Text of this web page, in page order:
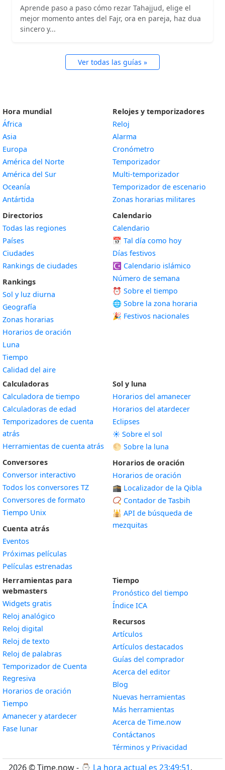
Aprende paso a paso cómo rezar Tahajjud, elige el
mejor momento antes del Fajr, ora en pareja, haz dua
sincero y...
Ver todas las guías »
Hora mundial
África
Asia
Europa
América del Norte
América del Sur
Oceanía
Antártida
Directorios
Todas las regiones
Países
Ciudades
Rankings de ciudades
Rankings
Sol y luz diurna
Geografía
Zonas horarias
Horarios de oración
Luna
Tiempo
Calidad del aire
Relojes y temporizadores
Reloj
Alarma
Cronómetro
Temporizador
Multi-temporizador
Temporizador de escenario
Zonas horarias militares
Calendario
Calendario
📅 Tal día como hoy
Días festivos
☪️ Calendario islámico
Número de semana
⏰ Sobre el tiempo
🌐 Sobre la zona horaria
🎉 Festivos nacionales
Calculadoras
Calculadora de tiempo
Calculadoras de edad
Temporizadores de cuenta
atrás
Herramientas de cuenta atrás
Conversores
Conversor interactivo
Todos los conversores TZ
Conversores de formato
Tiempo Unix
Cuenta atrás
Eventos
Próximas películas
Películas estrenadas
Sol y luna
Horarios del amanecer
Horarios del atardecer
Eclipses
☀️ Sobre el sol
🌕 Sobre la luna
Horarios de oración
Horarios de oración
🕋 Localizador de la Qibla
📿 Contador de Tasbih
🕌 API de búsqueda de
mezquitas
Herramientas para
webmasters
Widgets gratis
Reloj analógico
Reloj digital
Reloj de texto
Reloj de palabras
Temporizador de Cuenta
Regresiva
Horarios de oración
Tiempo
Amanecer y atardecerWidget
Fase lunarWidget
Tiempo
Pronóstico del tiempo
Índice ICA
Recursos
Artículos
Artículos destacados
Guías del comprador
Acerca del editor
Blog
Nuevas herramientas
Más herramientas
Acerca de Time.now
Contáctanos
Términos y Privacidad
2026 © Time.now - ⌚ La hora actual es 23:49:52.